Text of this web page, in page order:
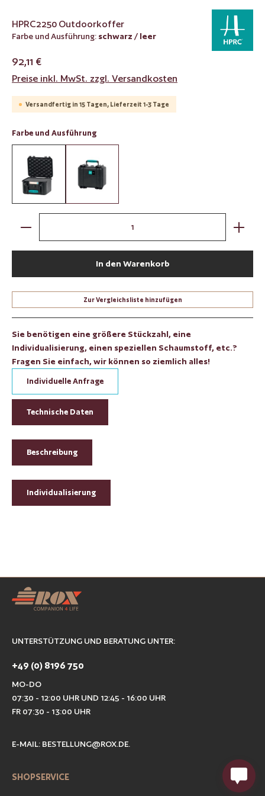
HPRC2250 Outdoorkoffer
Farbe und Ausführung: schwarz / leer
92,11 €
Preise inkl. MwSt. zzgl. Versandkosten
Versandfertig in 15 Tagen, Lieferzeit 1-3 Tage
Farbe und Ausführungauswählen
schwarz / mit Würfelschaumstoff
Produkt Anzahl: Gib den gewünschten Wert ein oder
In den Warenkorb
Zur Vergleichsliste hinzufügen
Sie benötigen eine größere Stückzahl, eine
Individualisierung, einen speziellen Schaumstoff, etc.?
Fragen Sie einfach, wir können so ziemlich alles!
Individuelle Anfrage
Technische Daten
Beschreibung
Individualisierung
UNTERSTÜTZUNG UND BERATUNG UNTER:
+49 (0) 8196 750
MO-DO
07:30 - 12:00 UHR UND 12:45 - 16:00 UHR
FR 07:30 - 13:00 UHR
E-MAIL: BESTELLUNG@ROX.DE.
SHOPSERVICE